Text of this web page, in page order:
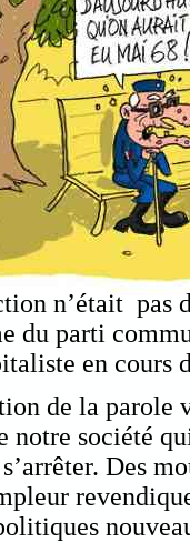
de la parole
notre société
Des
n’était pas
du parti
en cours